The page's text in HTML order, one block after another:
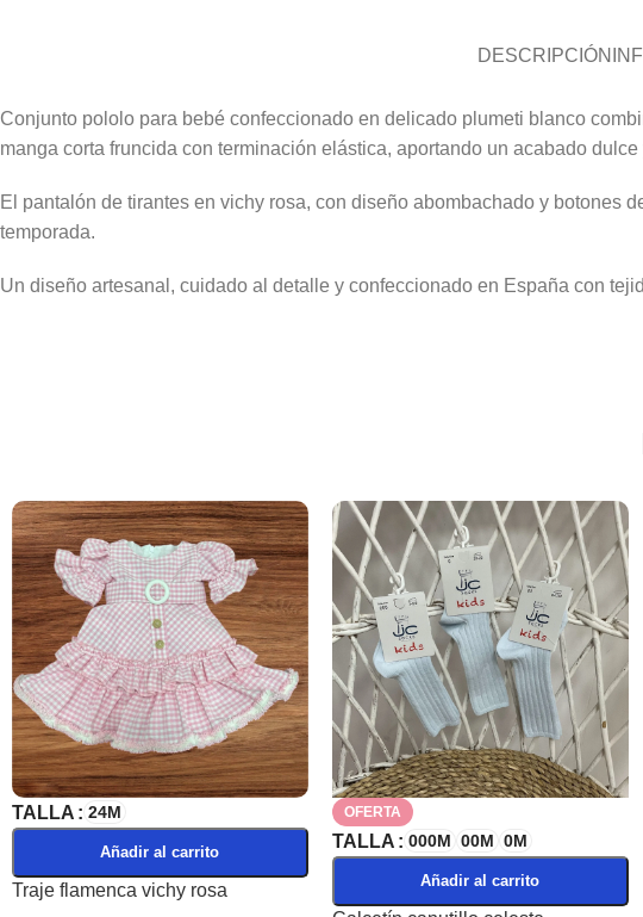
DESCRIPCIÓN
Conjunto pololo para bebé confeccionado en delicado plumeti blanco
manga corta fruncida con terminación elástica, aportando un acabado dulce
El pantalón de tirantes en vichy rosa, con diseño abombachado y botones
temporada.
Un diseño artesanal, cuidado al detalle y confeccionado en España con
TALLA 24M
Añadir al carrito
Traje flamenca vichy rosa
OFERTA
TALLA 000M 00M 0M
Añadir al carrito